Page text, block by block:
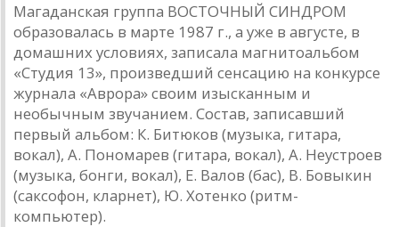
Магаданская группа ВОСТОЧНЫЙ СИНДРОМ
образовалась в марте 1987 г., а уже в августе, в
домашних условиях, записала магнитоальбом
«Студия 13», произведший сенсацию на конкурсе
журнала «Аврора» своим изысканным и
необычным звучанием. Состав, записавший
первый альбом: К. Битюков (музыка, гитара,
вокал), А. Пономарев (гитара, вокал), А. Неустроев
(музыка, бонги, вокал), Е. Валов (бас), В. Бовыкин
(саксофон, кларнет), Ю. Хотенко (ритм-
компьютер).